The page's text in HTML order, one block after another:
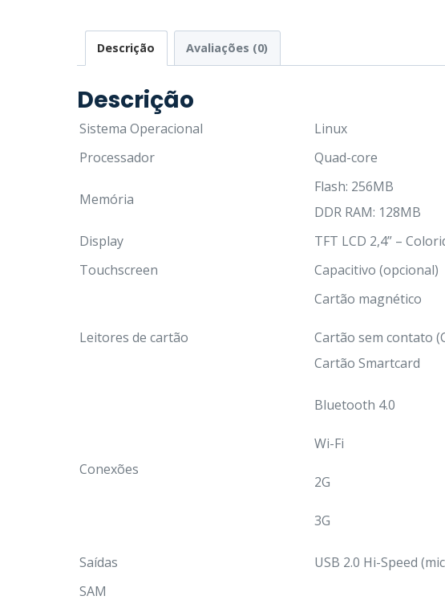
Descrição Avaliações (0)
Descrição
Sistema Operacional
Linux
Processador
Quad-core
Memória
Flash: 256MB
DDR RAM: 128MB
Display
TFT LCD 2,4” –
Touchscreen
Capacitivo (opcional)
Leitores de cartão
Cartão magnético
Cartão sem contato
Cartão Smartcard
Conexões
Bluetooth 4.0
Wi-Fi
2G
3G
Saídas
USB 2.0 Hi-Speed
SAM